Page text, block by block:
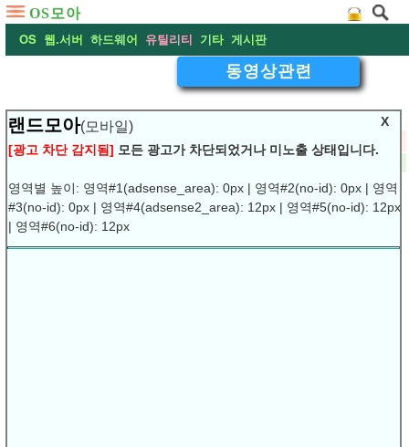
OS모아
OS 웹.서버 하드웨어 유틸리티 기타 게시판
X
랜드모아(모바일)
[광고 차단 감지됨] 모든 광고가 차단되었거나 미노출 상태입니다.
영역별 높이: 영역#1(adsense_area): 0px | 영역#2(no-id): 0px | 영역
#3(no-id): 0px | 영역#4(adsense2_area): 12px | 영역#5(no-id): 12px
| 영역#6(no-id): 12px
동영상관련
▽파워포인트 - ppt 도형, 이미지 투명색상으로 채우기
URL복사
▶
파워포인트 - ppt 도형, 이미지 투명색상으로 채우기